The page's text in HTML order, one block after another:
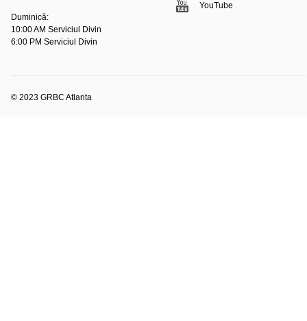
Duminică:
10:00 AM Serviciul Divin
6:00 PM Serviciul Divin
YouTube
© 2023 GRBC Atlanta